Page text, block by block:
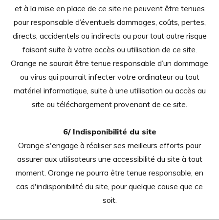
et à la mise en place de ce site ne peuvent être tenues
pour responsable d’éventuels dommages, coûts, pertes,
directs, accidentels ou indirects ou pour tout autre risque
faisant suite à votre accès ou utilisation de ce site.
Orange ne saurait être tenue responsable d’un dommage
ou virus qui pourrait infecter votre ordinateur ou tout
matériel informatique, suite à une utilisation ou accès au
site ou téléchargement provenant de ce site.
6/ Indisponibilité du site
Orange s'engage à réaliser ses meilleurs efforts pour
assurer aux utilisateurs une accessibilité du site à tout
moment. Orange ne pourra être tenue responsable, en
cas d'indisponibilité du site, pour quelque cause que ce
soit.